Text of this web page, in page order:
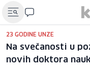
23 GODINE UNZE
Na svečanosti u
novih doktora